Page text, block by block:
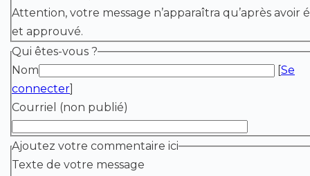
Attention, votre message n’apparaîtra qu’après avoir
et approuvé.
Qui êtes-vous ?
Nom
[Se
connecter]
Courriel (non publié)
Ajoutez votre commentaire ici
Texte de votre message